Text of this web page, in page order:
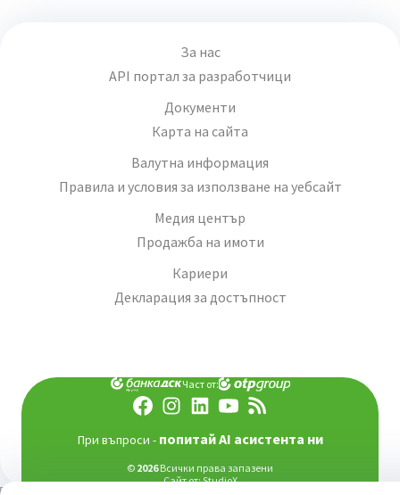
За нас
API портал за разработчици
Документи
Карта на сайта
Валутна информация
Правила и условия за използване на уебсайт
Медия център
Продажба на имоти
Кариери
Декларация за достъпност
Част от:
При въпроси - попитай AI асистента ни
© 2026Всички права запазени
Сайт от:StudioX